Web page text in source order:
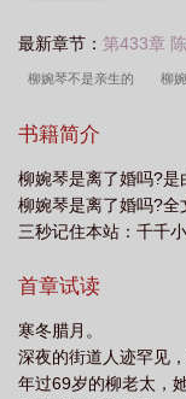
最新章节： 第433章
柳婉琴不是亲生的 柳
琴个人简介
是干嘛的 柳婉琴是谁
书籍简介
柳婉琴是离了婚吗?
柳婉琴是离了婚吗?全
三秒记住本站：千千
首章试读
寒冬腊月。
深夜的街道人迹罕见
年过69岁的柳老太，